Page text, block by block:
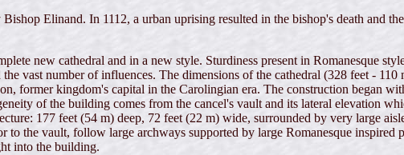
Elinand. In 1112, a urban uprising resulted in the bishop's death and
new cathedral and in a new style. Sturdiness present in Romanesque
vast number of influences. The dimensions of the cathedral (328 feet -
former kingdom's capital in the Carolingian era. The construction began
of the building comes from the cancel's vault and its lateral elevation
177 feet (54 m) deep, 72 feet (22 m) wide, surrounded by very large
to the vault, follow large archways supported by large Romanesque
into the building.